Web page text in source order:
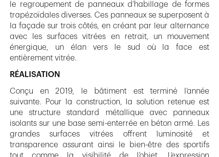
le regroupement de panneaux d’habillage de formes
trapézoïdales diverses. Ces panneaux se superposent à
la façade sur trois côtés, en créant par leur alternance
avec les surfaces vitrées en retrait, un mouvement
énergique, un élan vers le sud où la face est
entièrement vitrée.
RÉALISATION
Conçu en 2019, le bâtiment est terminé l’année
suivante. Pour la construction, la solution retenue est
une structure standard métallique avec panneaux
isolants sur une base semi-enterrée en béton armé. Les
grandes surfaces vitrées offrent luminosité et
transparence assurant ainsi le bien-être des sportifs